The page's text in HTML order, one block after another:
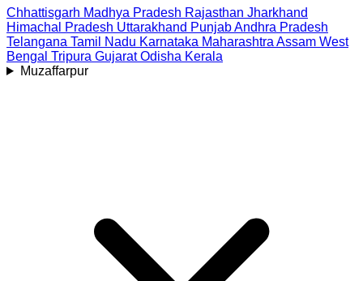
Chhattisgarh Madhya Pradesh Rajasthan Jharkhand
Himachal Pradesh Uttarakhand PunjabAndhra Pradesh
Telangana Tamil Nadu Karnataka Maharashtra Assam West
Bengal Tripura Gujarat Odisha Kerala
Muzaffarpur